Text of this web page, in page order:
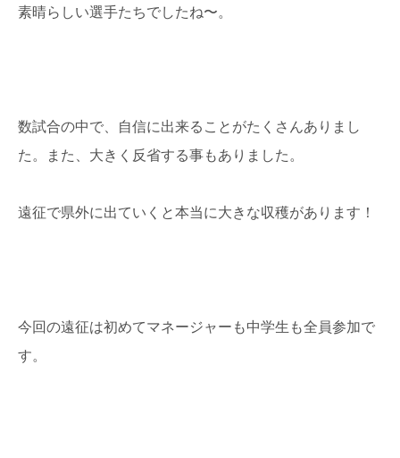
素晴らしい選手たちでしたね〜。
数試合の中で、自信に出来ることがたくさんありまし
た。また、大きく反省する事もありました。
遠征で県外に出ていくと本当に大きな収穫があります！
今回の遠征は初めてマネージャーも中学生も全員参加で
す。